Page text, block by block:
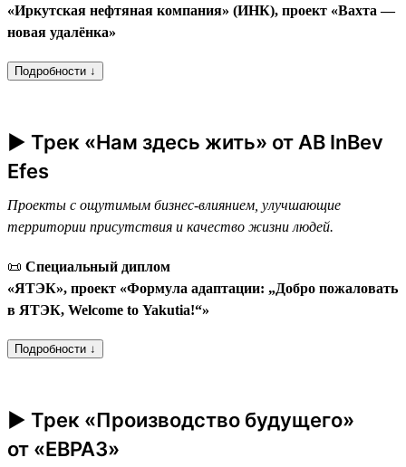
«Иркутская нефтяная компания» (ИНК), проект «Вахта —
новая удалёнка»
Подробности ↓
► Трек «Нам здесь жить» от AB InBev
Efes
Проекты с ощутимым бизнес-влиянием, улучшающие
территории присутствия и качество жизни людей.
📜 Специальный диплом
«ЯТЭК», проект «Формула адаптации: „Добро пожаловать
в ЯТЭК, Welcome to Yakutia!“»
Подробности ↓
► Трек «Производство будущего»
от «ЕВРАЗ»